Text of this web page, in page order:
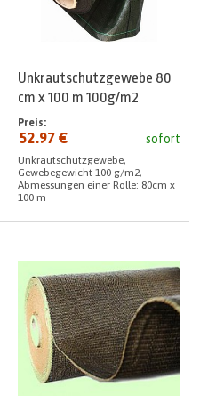
Unkrautschutzgewebe 80
cm x 100 m 100g/m2
sofort
Preis:
52.97 €
Unkrautschutzgewebe,
Gewebegewicht 100 g/m2,
Abmessungen einer Rolle: 80cm x
100 m